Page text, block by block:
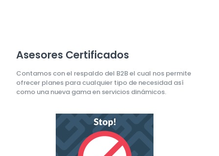
Asesores Certificados
Contamos con el respaldo del B2B el cual nos permite
ofrecer planes para cualquier tipo de necesidad así
como una nueva gama en servicios dinámicos.